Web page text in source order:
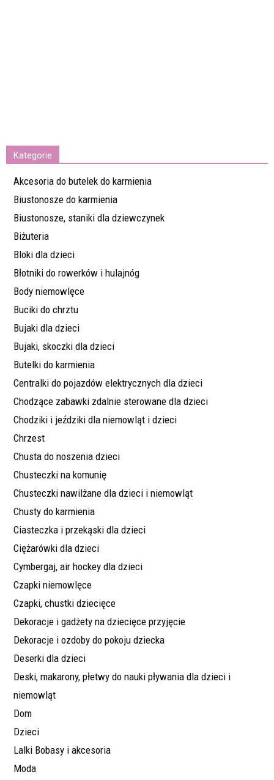
Kategorie
Akcesoria do butelek do karmienia
Biustonosze do karmienia
Biustonosze, staniki dla dziewczynek
Biżuteria
Bloki dla dzieci
Błotniki do rowerków i hulajnóg
Body niemowlęce
Buciki do chrztu
Bujaki dla dzieci
Bujaki, skoczki dla dzieci
Butelki do karmienia
Centralki do pojazdów elektrycznych dla dzieci
Chodzące zabawki zdalnie sterowane dla dzieci
Chodziki i jeździki dla niemowląt i dzieci
Chrzest
Chusta do noszenia dzieci
Chusteczki na komunię
Chusteczki nawilżane dla dzieci i niemowląt
Chusty do karmienia
Ciasteczka i przekąski dla dzieci
Ciężarówki dla dzieci
Cymbergaj, air hockey dla dzieci
Czapki niemowlęce
Czapki, chustki dziecięce
Dekoracje i gadżety na dziecięce przyjęcie
Dekoracje i ozdoby do pokoju dziecka
Deserki dla dzieci
Deski, makarony, płetwy do nauki pływania dla dzieci i
niemowląt
Dom
Dzieci
Lalki Bobasy i akcesoria
Moda